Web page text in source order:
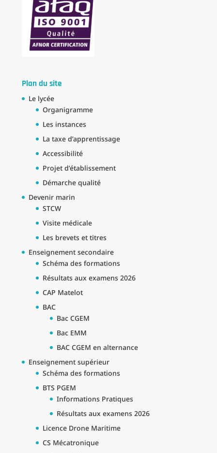
Plan du site
Le lycée
Organigramme
Les instances
La taxe d’apprentissage
Accessibilité
Projet d’établissement
Démarche qualité
Devenir marin
STCW
Visite médicale
Les brevets et titres
Enseignement secondaire
Schéma des formations
Résultats aux examens 2026
CAP Matelot
BAC
Bac CGEM
Bac EMM
BAC CGEM en alternance
Enseignement supérieur
Schéma des formations
BTS PGEM
Informations Pratiques
Résultats aux examens 2026
Licence Drone Maritime
CS Mécatronique